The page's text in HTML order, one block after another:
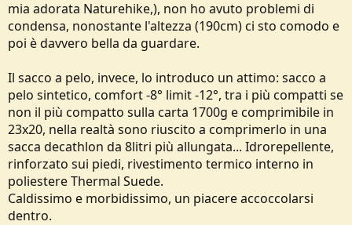
mia adorata Naturehike,), non ho avuto problemi di
condensa, nonostante l'altezza (190cm) ci sto comodo e
poi è davvero bella da guardare.
Il sacco a pelo, invece, lo introduco un attimo: sacco a
pelo sintetico, comfort -8° limit -12°, tra i più compatti se
non il più compatto sulla carta 1700g e comprimibile in
23x20, nella realtà sono riuscito a comprimerlo in una
sacca decathlon da 8litri più allungata... Idrorepellente,
rinforzato sui piedi, rivestimento termico interno in
poliestere Thermal Suede.
Caldissimo e morbidissimo, un piacere accoccolarsi
dentro.